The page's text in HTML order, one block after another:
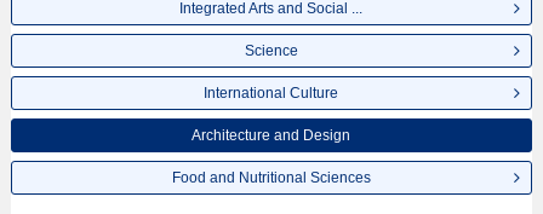
Integrated Arts and Social ...
Science
International Culture
Architecture and Design
Food and Nutritional Sciences